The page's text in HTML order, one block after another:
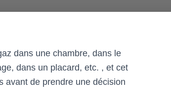
dans une chambre, dans le
dans un placard, etc. , et cet
avant de prendre une décision